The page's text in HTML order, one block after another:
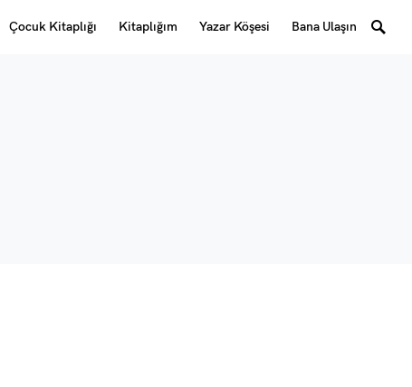
Çocuk Kitaplığı Kitaplığım Yazar Köşesi Bana Ulaşın